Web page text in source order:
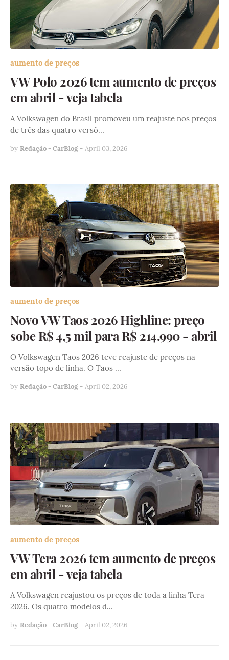
aumento de preços
VW Polo 2026 tem aumento de preços
em abril - veja tabela
A Volkswagen do Brasil promoveu um reajuste nos preços
de três das quatro versõ…
by Redação - CarBlog - April 03, 2026
aumento de preços
Novo VW Taos 2026 Highline: preço
sobe R$ 4,5 mil para R$ 214.990 - abril
O Volkswagen Taos 2026 teve reajuste de preços na
versão topo de linha. O Taos …
by Redação - CarBlog - April 02, 2026
aumento de preços
VW Tera 2026 tem aumento de preços
em abril - veja tabela
A Volkswagen reajustou os preços de toda a linha Tera
2026. Os quatro modelos d…
by Redação - CarBlog - April 02, 2026